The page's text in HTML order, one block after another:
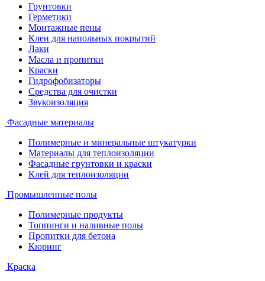
Грунтовки
Герметики
Монтажные пены
Клеи для напольных покрытий
Лаки
Масла и пропитки
Краски
Гидрофобизаторы
Средства для очистки
Звукоизоляция
Фасадные материалы
Полимерные и минеральные штукатурки
Материалы для теплоизоляции
Фасадные грунтовки и краски
Клей для теплоизоляции
Промышленные полы
Полимерные продукты
Топпинги и наливные полы
Пропитки для бетона
Кюринг
Краска